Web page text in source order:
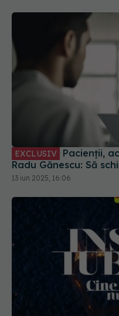
EXCLUSIV
Radu Gănescu: Să
13 iun 2025, 16:06